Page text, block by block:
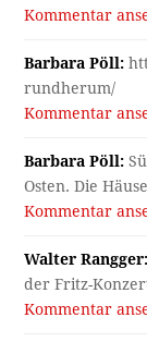
Kommentar
Barbara Pöll:
rundherum/
Kommentar
Barbara Pöll:
Osten. Die
Kommentar
Walter Rangger:
der Fritz-
Kommentar